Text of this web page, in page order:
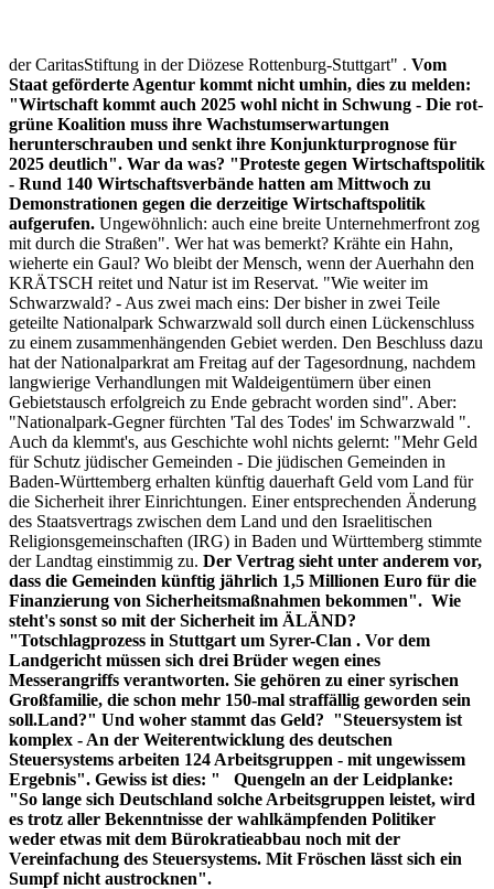
der CaritasStiftung in der Diözese Rottenburg-Stuttgart" . Vom
Staat geförderte Agentur kommt nicht umhin, dies zu melden:
"Wirtschaft kommt auch 2025 wohl nicht in Schwung - Die rot-
grüne Koalition muss ihre Wachstumserwartungen
herunterschrauben und senkt ihre Konjunkturprognose für
2025 deutlich". War da was? "Proteste gegen Wirtschaftspolitik
- Rund 140 Wirtschaftsverbände hatten am Mittwoch zu
Demonstrationen gegen die derzeitige Wirtschaftspolitik
aufgerufen. Ungewöhnlich: auch eine breite Unternehmerfront zog
mit durch die Straßen". Wer hat was bemerkt? Krähte ein Hahn,
wieherte ein Gaul? Wo bleibt der Mensch, wenn der Auerhahn den
KRÄTSCH reitet und Natur ist im Reservat. "Wie weiter im
Schwarzwald? - Aus zwei mach eins: Der bisher in zwei Teile
geteilte Nationalpark Schwarzwald soll durch einen Lückenschluss
zu einem zusammenhängenden Gebiet werden. Den Beschluss dazu
hat der Nationalparkrat am Freitag auf der Tagesordnung, nachdem
langwierige Verhandlungen mit Waldeigentümern über einen
Gebietstausch erfolgreich zu Ende gebracht worden sind". Aber:
"Nationalpark-Gegner fürchten 'Tal des Todes' im Schwarzwald ".
Auch da klemmt's, aus Geschichte wohl nichts gelernt: "Mehr Geld
für Schutz jüdischer Gemeinden - Die jüdischen Gemeinden in
Baden-Württemberg erhalten künftig dauerhaft Geld vom Land für
die Sicherheit ihrer Einrichtungen. Einer entsprechenden Änderung
des Staatsvertrags zwischen dem Land und den Israelitischen
Religionsgemeinschaften (IRG) in Baden und Württemberg stimmte
der Landtag einstimmig zu. Der Vertrag sieht unter anderem vor,
dass die Gemeinden künftig jährlich 1,5 Millionen Euro für die
Finanzierung von Sicherheitsmaßnahmen bekommen". Wie
steht's sonst so mit der Sicherheit im ÄLÄND?
"Totschlagprozess in Stuttgart um Syrer-Clan . Vor dem
Landgericht müssen sich drei Brüder wegen eines
Messerangriffs verantworten. Sie gehören zu einer syrischen
Großfamilie, die schon mehr 150-mal straffällig geworden sein
soll.Land?" Und woher stammt das Geld? "Steuersystem ist
komplex - An der Weiterentwicklung des deutschen
Steuersystems arbeiten 124 Arbeitsgruppen - mit ungewissem
Ergebnis". Gewiss ist dies: " Quengeln an der Leidplanke:
"So lange sich Deutschland solche Arbeitsgruppen leistet, wird
es trotz aller Bekenntnisse der wahlkämpfenden Politiker
weder etwas mit dem Bürokratieabbau noch mit der
Vereinfachung des Steuersystems. Mit Fröschen lässt sich ein
Sumpf nicht austrocknen".